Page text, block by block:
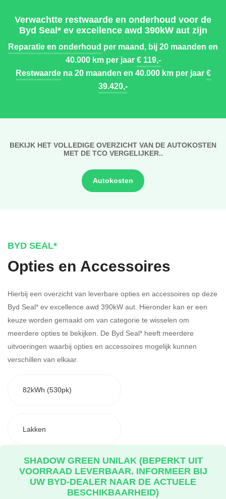
Verwachtte restwaarde en onderhoud voor de
Byd Seal* ev excellence awd 390kW aut zijn
Reparatie en onderhoud per maand, bij 20 maanden en
40.000 km per jaar€ 119,-
Restwaardena 20 maanden en 40.000 km per jaar€
39.420,-
BEKIJK HET VOLLEDIGE OVERZICHT VAN DE AUTOKOSTEN
MET DE TCO VERGELIJKER..
Autokosten
BYD SEAL*
Opties en Accessoires
Hierbij een overzicht van leverbare opties en accessoires op deze
Byd Seal* ev excellence awd 390kW aut. Hieronder kan er een
keuze worden gemaakt om van categorie te wisselen om
meerdere opties te bekijken. De Byd Seal* heeft meerdere
uitvoeringen waarbij opties en accessoires mogelijk kunnen
verschillen van elkaar.
82kWh (530pk)
Lakken
SHADOW GREEN UNILAK (BEPERKT UIT
VOORRAAD LEVERBAAR. INFORMEER BIJ
UW BYD-DEALER NAAR DE ACTUELE
BESCHIKBAARHEID)